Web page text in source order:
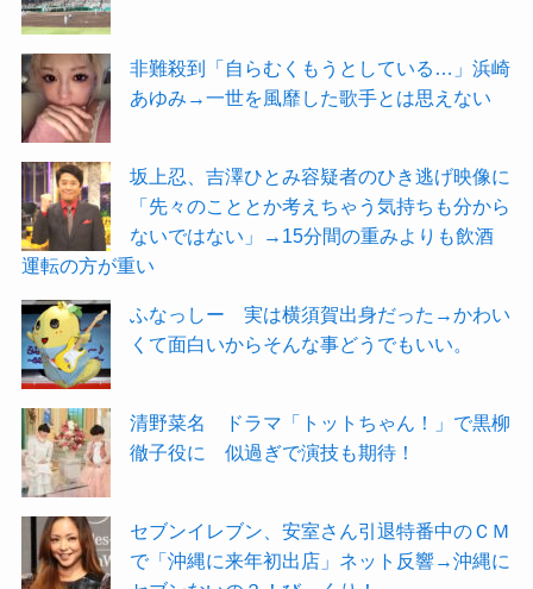
非難殺到「自らむくもうとしている…」浜崎
あゆみ→一世を風靡した歌手とは思えない
坂上忍、吉澤ひとみ容疑者のひき逃げ映像に
「先々のこととか考えちゃう気持ちも分から
ないではない」→15分間の重みよりも飲酒
運転の方が重い
ふなっしー 実は横須賀出身だった→かわい
くて面白いからそんな事どうでもいい。
清野菜名 ドラマ「トットちゃん！」で黒柳
徹子役に 似過ぎで演技も期待！
セブンイレブン、安室さん引退特番中のＣＭ
で「沖縄に来年初出店」ネット反響→沖縄に